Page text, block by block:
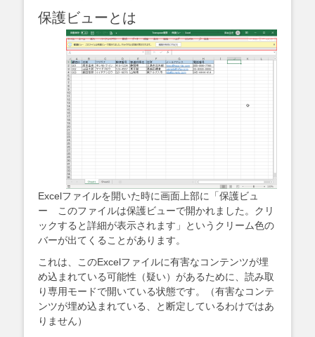
保護ビューとは
Excelファイルを開いた時に画面上部に「保護ビュ
ー このファイルは保護ビューで開かれました。クリ
ックすると詳細が表示されます」というクリーム色の
バーが出てくることがあります。
これは、このExcelファイルに有害なコンテンツが埋
め込まれている可能性（疑い）があるために、読み取
り専用モードで開いている状態です。（有害なコンテ
ンツが埋め込まれている、と断定しているわけではあ
りません）